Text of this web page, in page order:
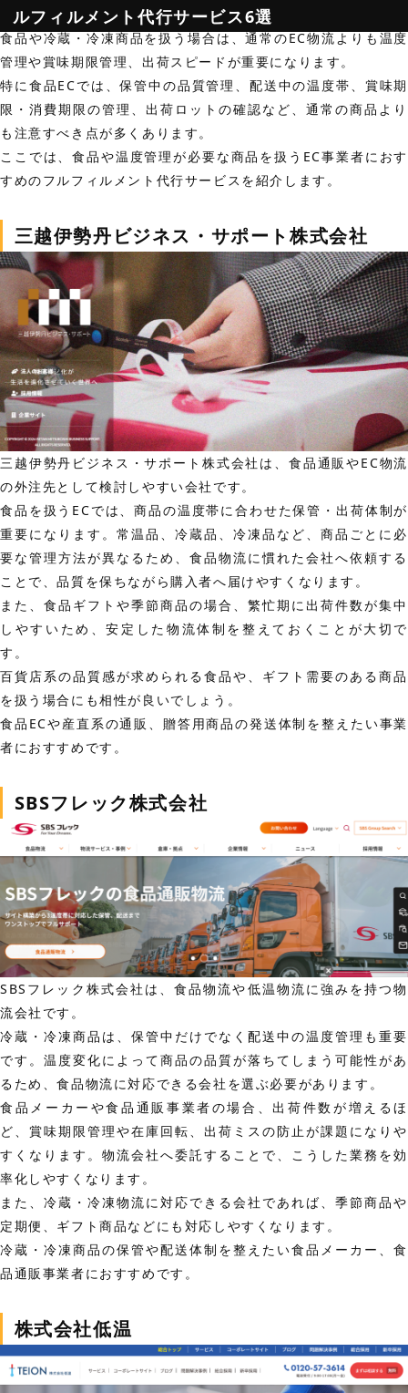
ルフィルメント代行サービス6選
食品や冷蔵・冷凍商品を扱う場合は、通常のEC物流よりも温度
管理や賞味期限管理、出荷スピードが重要になります。
特に食品ECでは、保管中の品質管理、配送中の温度帯、賞味期
限・消費期限の管理、出荷ロットの確認など、通常の商品より
も注意すべき点が多くあります。
ここでは、食品や温度管理が必要な商品を扱うEC事業者におす
すめのフルフィルメント代行サービスを紹介します。
三越伊勢丹ビジネス・サポート株式会社
三越伊勢丹ビジネス・サポート株式会社は、食品通販やEC物流
の外注先として検討しやすい会社です。
食品を扱うECでは、商品の温度帯に合わせた保管・出荷体制が
重要になります。常温品、冷蔵品、冷凍品など、商品ごとに必
要な管理方法が異なるため、食品物流に慣れた会社へ依頼する
ことで、品質を保ちながら購入者へ届けやすくなります。
また、食品ギフトや季節商品の場合、繁忙期に出荷件数が集中
しやすいため、安定した物流体制を整えておくことが大切で
す。
百貨店系の品質感が求められる食品や、ギフト需要のある商品
を扱う場合にも相性が良いでしょう。
食品ECや産直系の通販、贈答用商品の発送体制を整えたい事業
者におすすめです。
SBSフレック株式会社
SBSフレック株式会社は、食品物流や低温物流に強みを持つ物
流会社です。
冷蔵・冷凍商品は、保管中だけでなく配送中の温度管理も重要
です。温度変化によって商品の品質が落ちてしまう可能性があ
るため、食品物流に対応できる会社を選ぶ必要があります。
食品メーカーや食品通販事業者の場合、出荷件数が増えるほ
ど、賞味期限管理や在庫回転、出荷ミスの防止が課題になりや
すくなります。物流会社へ委託することで、こうした業務を効
率化しやすくなります。
また、冷蔵・冷凍物流に対応できる会社であれば、季節商品や
定期便、ギフト商品などにも対応しやすくなります。
冷蔵・冷凍商品の保管や配送体制を整えたい食品メーカー、食
品通販事業者におすすめです。
株式会社低温